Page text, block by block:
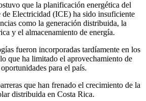
que la planificación energética del
de Electricidad (ICE) ha sido insuficiente
como la generación distribuida, la
y el almacenamiento de energía.
fueron incorporadas tardíamente en los
que ha limitado el aprovechamiento de
para el país.
que han frenado el crecimiento de la
distribuida en Costa Rica.